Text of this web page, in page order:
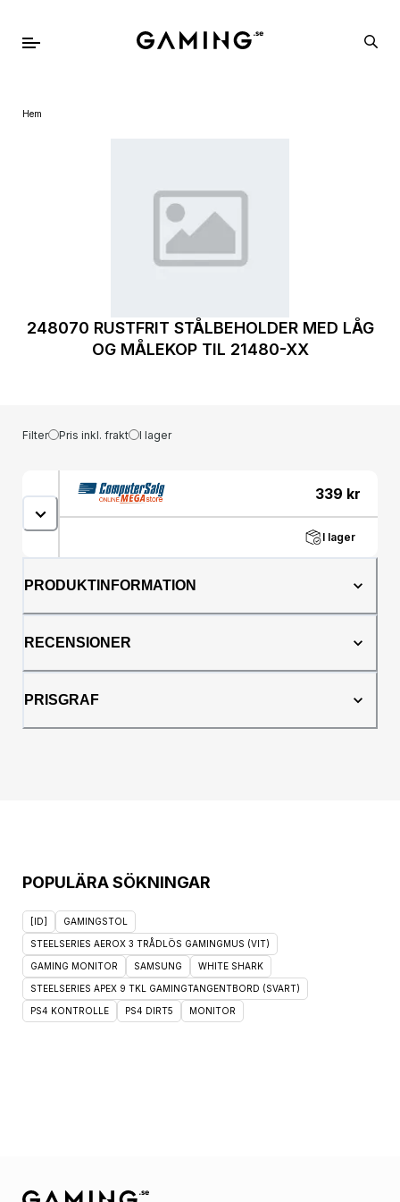
Hem
248070 RUSTFRIT STÅLBEHOLDER MED LÅG
OG MÅLEKOP TIL 21480-XX
Filter Pris inkl. frakt I lager
339 kr
I lager
PRODUKTINFORMATION
RECENSIONER
PRISGRAF
POPULÄRA SÖKNINGAR
[ID] GAMINGSTOL
STEELSERIES AEROX 3 TRÅDLÖS GAMINGMUS (VIT)
GAMING MONITOR SAMSUNG WHITE SHARK
STEELSERIES APEX 9 TKL GAMINGTANGENTBORD (SVART)
PS4 KONTROLLE PS4 DIRT5 MONITOR